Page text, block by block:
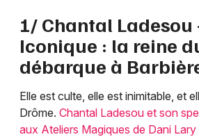
1/ Chantal Ladesou
Iconique : la reine
débarque à
Elle est culte, elle est inimitable, et
Drôme. Chantal Ladesou et son
aux Ateliers Magiques de Dani Lary